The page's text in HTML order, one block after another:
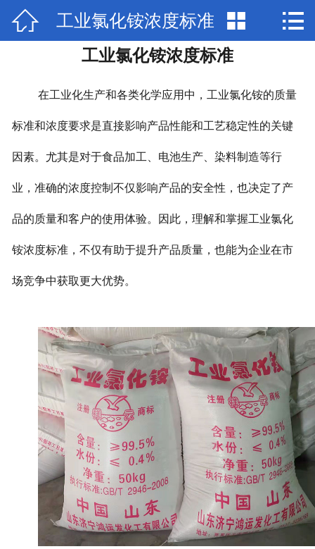
 网站首页
公司简介
产品中心
新闻中心
厂房场景
荣誉资质
 工业氯化铵浓度标准  
工业氯化铵浓度标准
在工业化生产和各类化学应用中，工业氯化铵的质量
标准和浓度要求是直接影响产品性能和工艺稳定性的关键
因素。尤其是对于食品加工、电池生产、染料制造等行
业，准确的浓度控制不仅影响产品的安全性，也决定了产
品的质量和客户的使用体验。因此，理解和掌握工业氯化
铵浓度标准，不仅有助于提升产品质量，也能为企业在市
场竞争中获取更大优势。